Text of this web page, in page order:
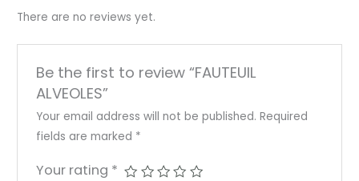
There are no reviews yet.
Be the first to review “FAUTEUIL
ALVEOLES”
Your email address will not be published. Required
fields are marked *
Your rating *